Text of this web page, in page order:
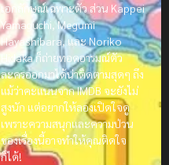
เอกลักษณ์เฉพาะตัว ส่วน Kappei
Yamaguchi, Megumi
Hayashibara, และ Noriko
Hidaka ก็ถ่ายทอดอารมณ์ตัว
ละครออกมาได้น่าติดตามสุดๆ ถึง
แม้ว่าคะแนนจาก IMDB จะยังไม่
สูงนัก แต่อยากให้ลองเปิดใจดู
เพราะความสนุกและความป่วน
ของเรื่องนี้อาจทำให้คุณติดใจ
ก็ได้!